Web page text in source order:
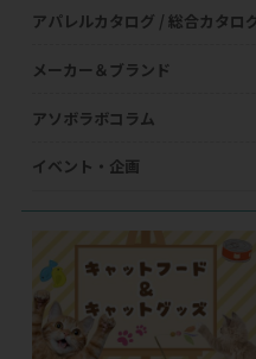
アパレルカタログ / 総合カタロ
メーカー＆ブランド
アソボラボコラム
イベント・企画